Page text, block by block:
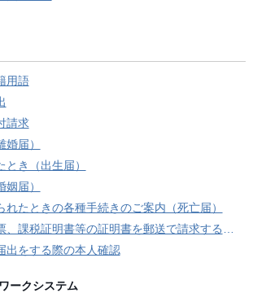
用語
請求
届）
き（出生届）
届）
れたときの各種手続きのご案内（死亡届）
税証明書等の証明書を郵送で請求する際の本人確認
出をする際の本人確認
ークシステム